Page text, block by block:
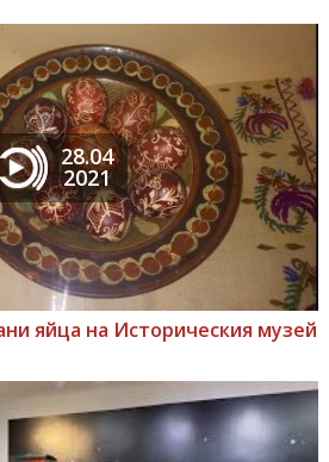
28.04
2021
яйца на Историческия музей